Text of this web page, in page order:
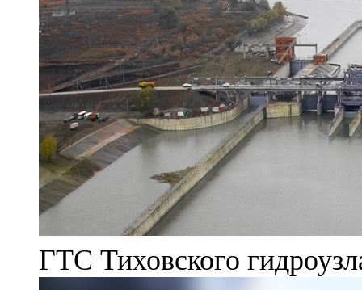
ГТС Тиховского